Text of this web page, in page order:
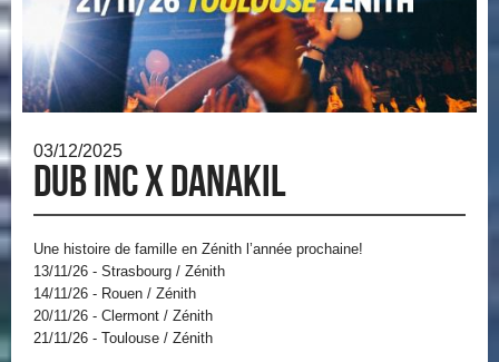
03/12/2025
Dub inc x Danakil
Une histoire de famille en Zénith l’année prochaine!
13/11/26 - Strasbourg / Zénith
14/11/26 - Rouen / Zénith
20/11/26 - Clermont / Zénith
21/11/26 - Toulouse / Zénith